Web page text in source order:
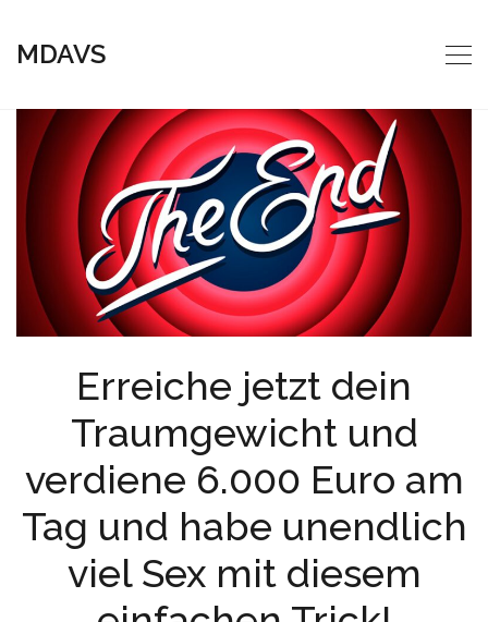
MDAVS
Erreiche jetzt dein
Traumgewicht und
verdiene 6.000 Euro am
Tag und habe unendlich
viel Sex mit diesem